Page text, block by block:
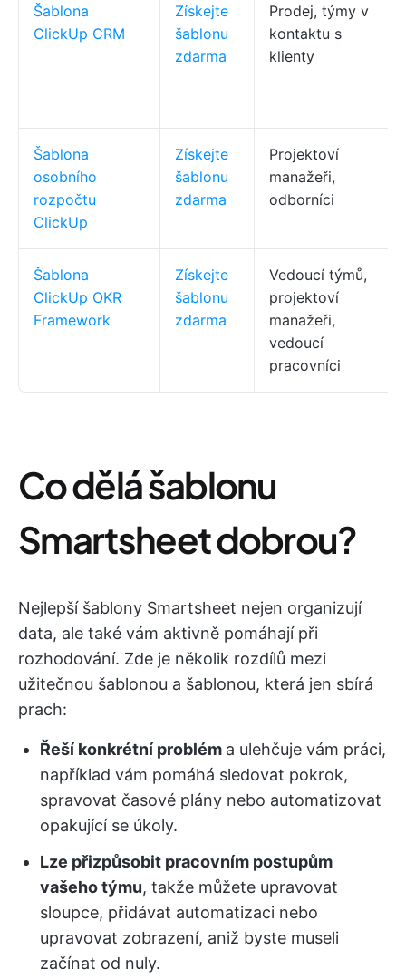
Šablona
ClickUp CRM
Získejte
šablonu
zdarma
Prodej, týmy v
kontaktu s
klienty
Šablona
osobního
rozpočtu
ClickUp
Získejte
šablonu
zdarma
Projektoví
manažeři,
odborníci
Šablona
ClickUp OKR
Framework
Získejte
šablonu
zdarma
Vedoucí týmů,
projektoví
manažeři,
vedoucí
pracovníci
Co dělá šablonu
Smartsheet dobrou?
Nejlepší šablony Smartsheet nejen organizují
data, ale také vám aktivně pomáhají při
rozhodování. Zde je několik rozdílů mezi
užitečnou šablonou a šablonou, která jen sbírá
prach:
Řeší konkrétní problém a ulehčuje vám práci,
například vám pomáhá sledovat pokrok,
spravovat časové plány nebo automatizovat
opakující se úkoly.
Lze přizpůsobit pracovním postupům
vašeho týmu, takže můžete upravovat
sloupce, přidávat automatizaci nebo
upravovat zobrazení, aniž byste museli
začínat od nuly.